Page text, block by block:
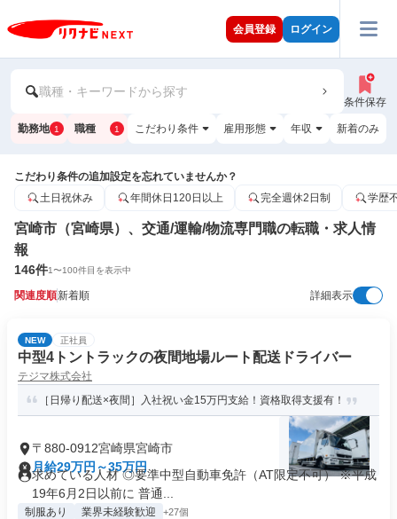
会員登録 ログイン
職種・キーワードから探す
条件保存
勤務地 1 職種 1 こだわり条件 雇用形態 年収 新着のみ
こだわり条件の追加設定を忘れていませんか？
土日祝休み
年間休日120日以上 完全週休2日制 学歴
宮崎市（宮崎県）、交通/運輸/物流専門職の転職・求人情
報
146件1〜100件目を表示中
関連度順新着順 詳細表示
NEW 正社員
中型4トントラックの夜間地場ルート配送ドライバー
テジマ株式会社
［日帰り配送×夜間］入社祝い金15万円支給！資格取得支援有！
〒880-0912宮崎県宮崎市
月給29万円～35万円
求めている人材 ◎要準中型自動車免許（AT限定不可） ※平成
19年6月2日以前に 普通...
制服あり 業界未経験歓迎 +27個